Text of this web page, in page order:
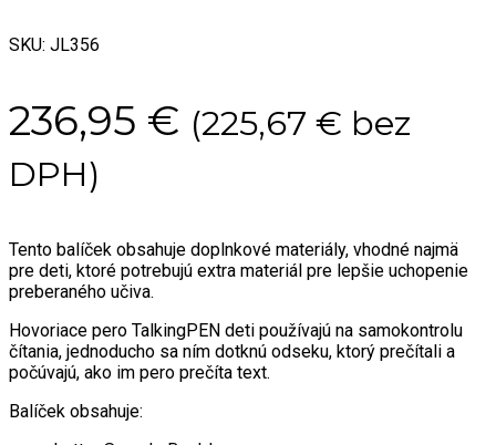
SKU: JL356
236,95 € (225,67 € bez
DPH)
Tento balíček obsahuje doplnkové materiály, vhodné najmä
pre deti, ktoré potrebujú extra materiál pre lepšie uchopenie
preberaného učiva.
Hovoriace pero TalkingPEN deti používajú na samokontrolu
čítania, jednoducho sa ním dotknú odseku, ktorý prečítali a
počúvajú, ako im pero prečíta text.
Balíček obsahuje: